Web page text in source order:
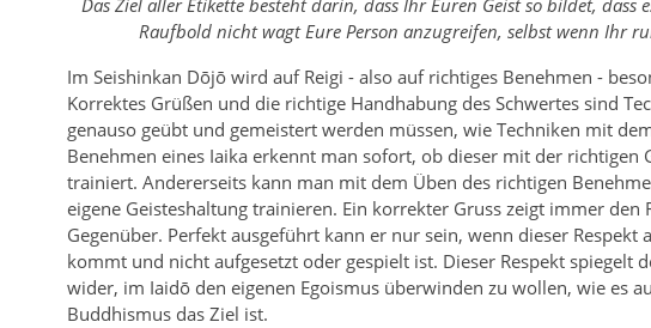
Das Ziel aller Etikette besteht darin, dass Ihr Euren Geist so bildet, dass
Raufbold nicht wagt Eure Person anzugreifen, selbst wenn Ihr
Im Seishinkan Dōjō wird auf Reigi - also auf richtiges Benehmen -
Korrektes Grüßen und die richtige Handhabung des Schwertes sind
genauso geübt und gemeistert werden müssen, wie Techniken mit dem
Benehmen eines Iaika erkennt man sofort, ob dieser mit der richtigen
trainiert. Andererseits kann man mit dem Üben des richtigen
eigene Geisteshaltung trainieren. Ein korrekter Gruss zeigt immer den
Gegenüber. Perfekt ausgeführt kann er nur sein, wenn dieser Respekt
kommt und nicht aufgesetzt oder gespielt ist. Dieser Respekt spiegelt
wider, im Iaidō den eigenen Egoismus überwinden zu wollen, wie es
Buddhismus das Ziel ist.